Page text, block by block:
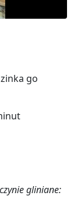
go
gliniane: